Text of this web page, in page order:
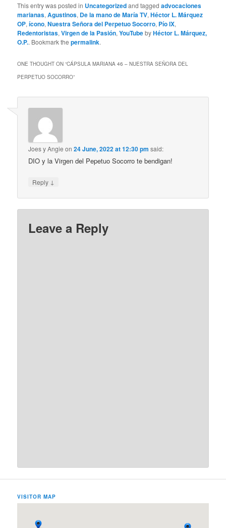
This entry was posted in Uncategorizedand taggedadvocaciones
marianas,Agustinos, De la mano de María TV,Héctor L. Márquez
OP,ícono,Nuestra Señora del Perpetuo Socorro, Pío IX,
Redentoristas,Virgen de la Pasión,YouTubebyHéctor L. Márquez,
O.P.. Bookmark thepermalink.
ONE THOUGHT ON “CÁPSULA MARIANA 46 – NUESTRA SEÑORA DEL
PERPETUO SOCORRO”
Joes y Angie on24 June, 2022 at 12:30 pm said:
DIO y la Virgen del Pepetuo Socorro te bendigan!
Reply ↓
Leave a Reply
VISITOR MAP